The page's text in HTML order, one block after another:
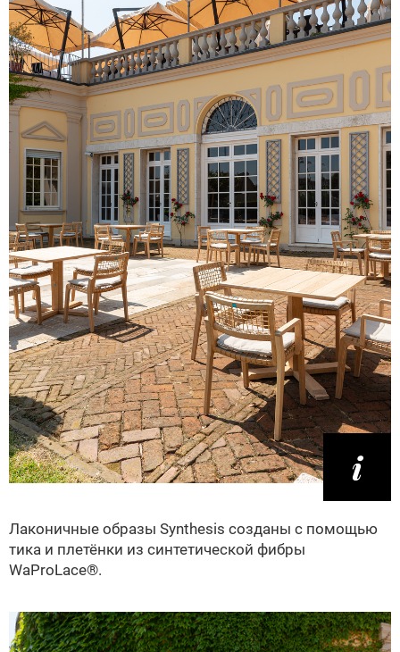
Лаконичные образы Synthesis созданы с помощью
тика и плетёнки из синтетической фибры
WaProLace®.